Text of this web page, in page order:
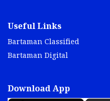
Useful Links
Bartaman Classified
Bartaman Digital
Download App